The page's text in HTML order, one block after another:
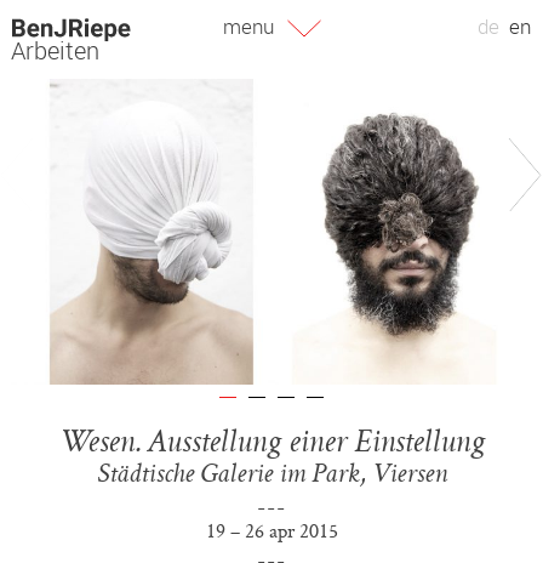
Zum
Inhalt
Arbeiten
de en
menu
Wesen. Ausstellung einer Einstellung
Städtische Galerie im Park, Viersen
19 – 26 apr 2015